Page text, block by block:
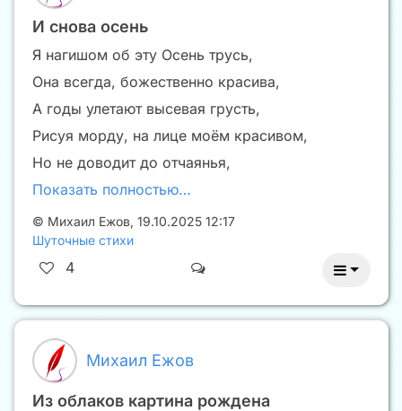
И снова осень
Я нагишом об эту Осень трусь,
Она всегда, божественно красива,
А годы улетают высевая грусть,
Рисуя морду, на лице моём красивом,
Но не доводит до отчаянья,
Показать полностью…
© Михаил Ежов, 19.10.2025 12:17
Шуточные стихи
4
Михаил Ежов
Из облаков картина рождена